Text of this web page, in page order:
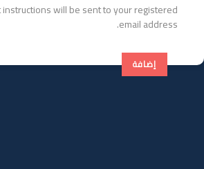
will be sent to your registered
email address.